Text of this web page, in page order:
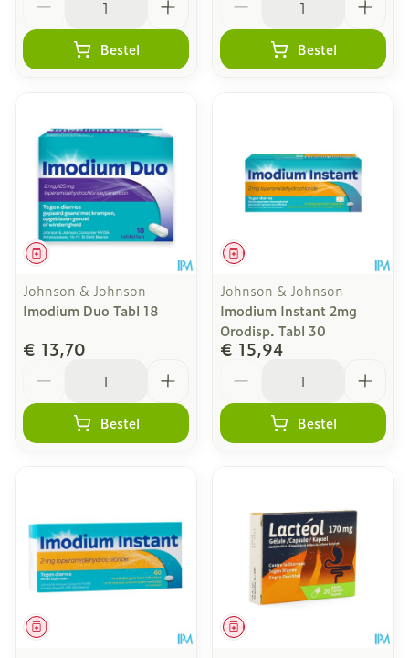
Bestel Bestel
Geneesmiddel
Johnson & Johnson
Imodium Duo Tabl 18
€ 13,70
Bestel
Geneesmiddel
Johnson & Johnson
Imodium Instant 2mg
Orodisp. Tabl 30
€ 15,94
Bestel
Geneesmiddel Geneesmiddel